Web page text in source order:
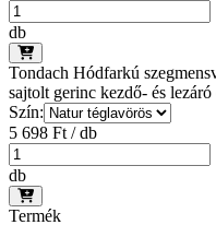
db
Tondach Hódfarkú
sajtolt gerinc kezdő- és
Szín:
5 698 Ft / db
db
Termék